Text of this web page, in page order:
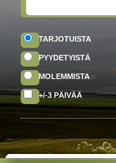
TARJOTUISTA
PYYDETYISTÄ
MOLEMMISTA
+/-3 PÄIVÄÄ